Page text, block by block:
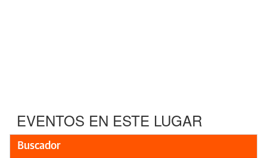
EVENTOS EN ESTE LUGAR
Buscador